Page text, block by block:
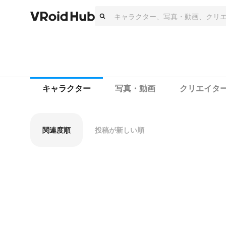
キャラクター 写真・動画 クリエイタ
関連度順 投稿が新しい順